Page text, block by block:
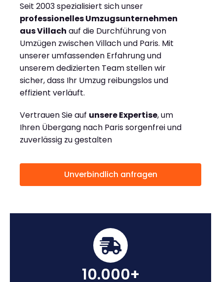
Seit 2003 spezialisiert sich unser
professionelles Umzugsunternehmen
aus Villach auf die Durchführung von
Umzügen zwischen Villach und Paris. Mit
unserer umfassenden Erfahrung und
unserem dedizierten Team stellen wir
sicher, dass Ihr Umzug reibungslos und
effizient verläuft.
Vertrauen Sie auf unsere Expertise, um
Ihren Übergang nach Paris sorgenfrei und
zuverlässig zu gestalten
Unverbindlich anfragen
10.000+